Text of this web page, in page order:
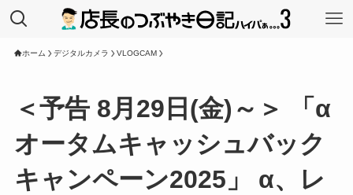
ホーム デジタルカメラ VLOGCAM
＜予告 8月29日(金)～＞ 「α
オータムキャッシュバック
キャンペーン2025」 α、レ